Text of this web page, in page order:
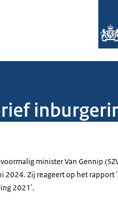
minister Van Gennip
2024. Zij reageert op het rapport
2021'.